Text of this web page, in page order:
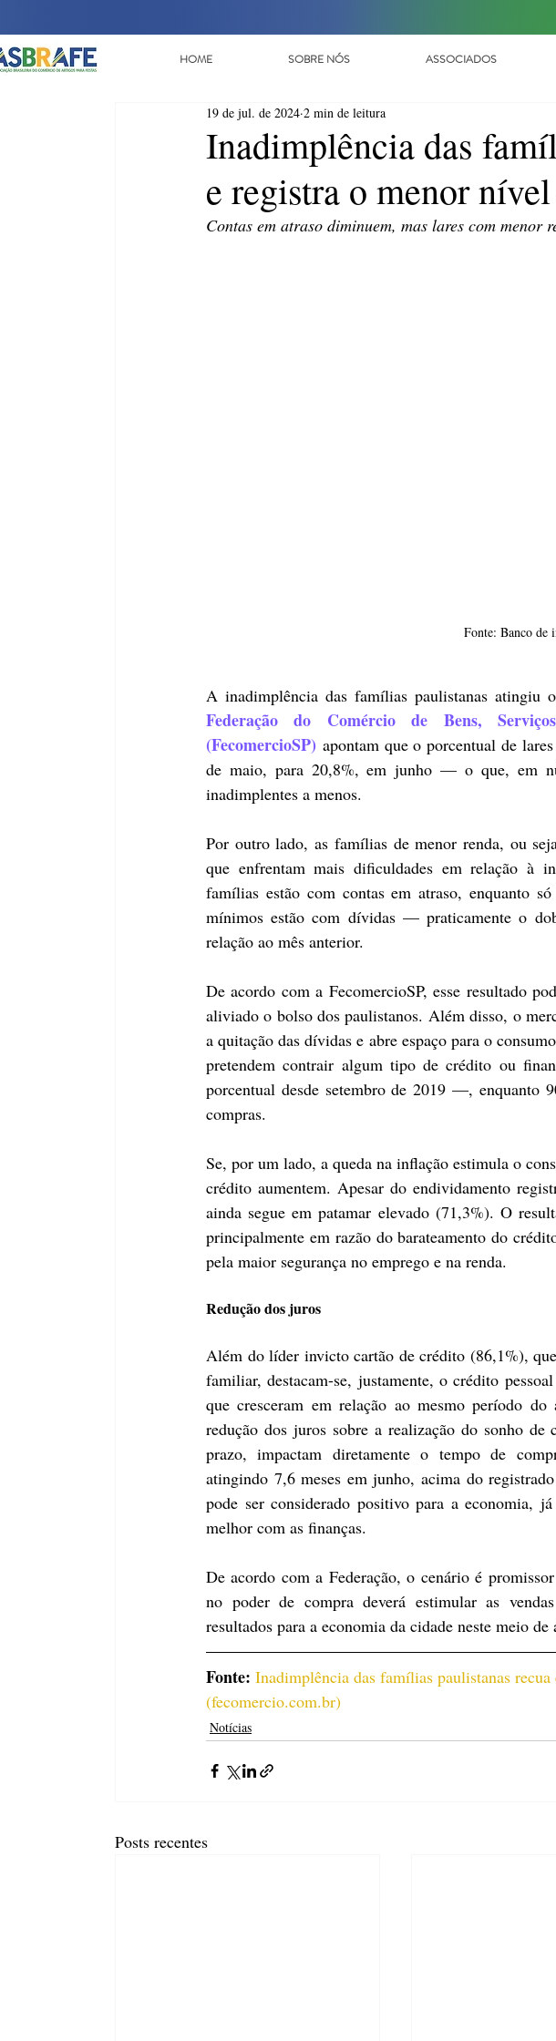
HOME SOBRE NÓS ASSOCIADOS
Inadimplência das
e registra o menor
19 de jul. de 2024 2 min de leitura
Contas em atraso diminuem, mas lares com menor
Fonte: Banco de
Federação do Comércio de Bens,
(FecomercioSP) apontam que o porcentual de
de maio, para 20,8%, em junho — o que, em
inadimplentes a menos.
Por outro lado, as famílias de menor renda, ou
que enfrentam mais dificuldades em relação à
famílias estão com contas em atraso, enquanto
mínimos estão com dívidas — praticamente o
relação ao mês anterior.
De acordo com a FecomercioSP, esse resultado
aliviado o bolso dos paulistanos. Além disso, o
a quitação das dívidas e abre espaço para o
pretendem contrair algum tipo de crédito ou
porcentual desde setembro de 2019 —, enquanto
compras.
Se, por um lado, a queda na inflação estimula o
crédito aumentem. Apesar do endividamento
ainda segue em patamar elevado (71,3%). O
principalmente em razão do barateamento do
pela maior segurança no emprego e na renda.
Redução dos juros
Além do líder invicto cartão de crédito (86,1%),
familiar, destacam-se, justamente, o crédito
que cresceram em relação ao mesmo período
redução dos juros sobre a realização do sonho de
prazo, impactam diretamente o tempo de
atingindo 7,6 meses em junho, acima do
pode ser considerado positivo para a economia,
melhor com as finanças.
De acordo com a Federação, o cenário é
no poder de compra deverá estimular as
resultados para a economia da cidade neste meio de
Fonte: Inadimplência das famílias paulistanas
(fecomercio.com.br)
Notícias
Posts recentes